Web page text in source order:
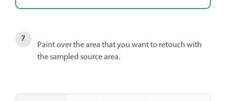
Paint over the area that you want to retouch with
the sampled source area.